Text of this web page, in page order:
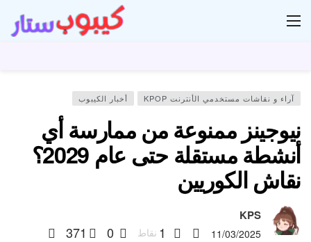
آراء و نقاشات مستخدمي الأنترنت KPOP أخبار الكيبوب
نيوجينز ممنوعة من ممارسة أي
أنشطة مستقلة حتى عام 2029؟
نقاش الكوريين
KPS
11/03/2025
1 نقاط 0
371